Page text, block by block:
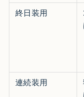
終日装用
連続装用